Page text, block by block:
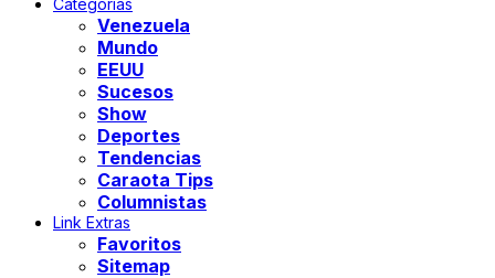
Categorías
Venezuela
Mundo
EEUU
Sucesos
Show
Deportes
Tendencias
Caraota Tips
Columnistas
Link Extras
Favoritos
Sitemap